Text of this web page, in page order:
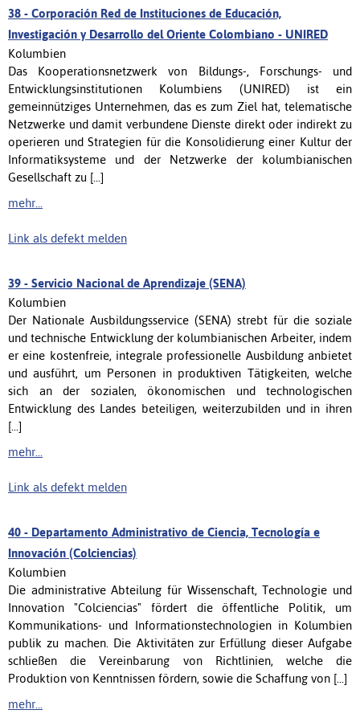
38 - Corporación Red de Instituciones de Educación,
Investigación y Desarrollo del Oriente Colombiano - UNIRED
Kolumbien
Das Kooperationsnetzwerk von Bildungs-, Forschungs- und
Entwicklungsinstitutionen Kolumbiens (UNIRED) ist ein
gemeinnütziges Unternehmen, das es zum Ziel hat, telematische
Netzwerke und damit verbundene Dienste direkt oder indirekt zu
operieren und Strategien für die Konsolidierung einer Kultur der
Informatiksysteme und der Netzwerke der kolumbianischen
Gesellschaft zu [...]
mehr...
Link als defekt melden
39 - Servicio Nacional de Aprendizaje (SENA)
Kolumbien
Der Nationale Ausbildungsservice (SENA) strebt für die soziale
und technische Entwicklung der kolumbianischen Arbeiter, indem
er eine kostenfreie, integrale professionelle Ausbildung anbietet
und ausführt, um Personen in produktiven Tätigkeiten, welche
sich an der sozialen, ökonomischen und technologischen
Entwicklung des Landes beteiligen, weiterzubilden und in ihren
[...]
mehr...
Link als defekt melden
40 - Departamento Administrativo de Ciencia, Tecnología e
Innovación (Colciencias)
Kolumbien
Die administrative Abteilung für Wissenschaft, Technologie und
Innovation "Colciencias" fördert die öffentliche Politik, um
Kommunikations- und Informationstechnologien in Kolumbien
publik zu machen. Die Aktivitäten zur Erfüllung dieser Aufgabe
schließen die Vereinbarung von Richtlinien, welche die
Produktion von Kenntnissen fördern, sowie die Schaffung von [...]
mehr...